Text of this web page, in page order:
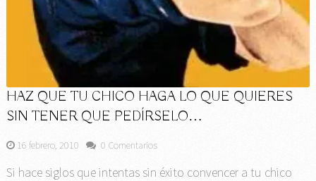
HAZ QUE TU CHICO HAGA LO QUE QUIERES
SIN TENER QUE PEDÍRSELO…
16 febrero, 2010 0 Comentarios
Si hace siglos que intentas sin éxito convencer a tu chico